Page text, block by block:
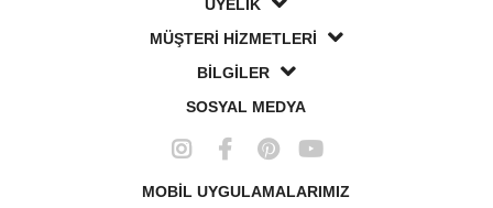
ÜYELİK
MÜŞTERİ HİZMETLERİ
BİLGİLER
SOSYAL MEDYA
MOBİL UYGULAMALARIMIZ